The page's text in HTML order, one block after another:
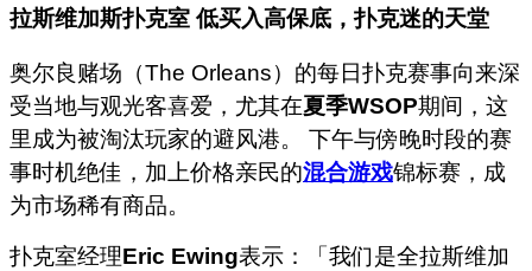
拉斯维加斯扑克室 低买入高保底，扑克迷的天堂
奥尔良赌场（The Orleans）的每日扑克赛事向来深
受当地与观光客喜爱，尤其在夏季WSOP期间，这
里成为被淘汰玩家的避风港。 下午与傍晚时段的赛
事时机绝佳，加上价格亲民的混合游戏锦标赛，成
为市场稀有商品。
扑克室经理Eric Ewing表示：「我们是全拉斯维加